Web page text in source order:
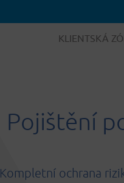
KLIENTSKÁ
Pojištění
Kompletní ochrana